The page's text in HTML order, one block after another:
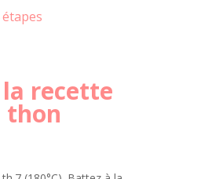
étapes
recette
thon